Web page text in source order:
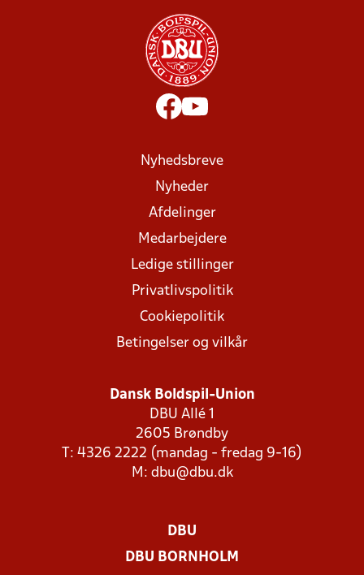
Nyhedsbreve
Nyheder
Afdelinger
Medarbejdere
Ledige stillinger
Privatlivspolitik
Cookiepolitik
Betingelser og vilkår
Dansk Boldspil-Union
DBU Allé 1
2605 Brøndby
T: 4326 2222 (mandag - fredag 9-16)
M: dbu@dbu.dk
DBU
DBU BORNHOLM